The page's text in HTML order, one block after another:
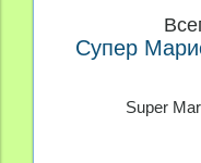
Супер
Super